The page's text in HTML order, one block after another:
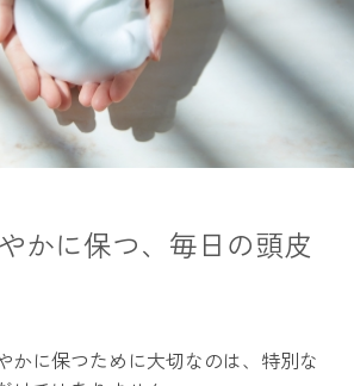
かに保つ、毎日の頭皮
かに保つために大切なのは、特別な